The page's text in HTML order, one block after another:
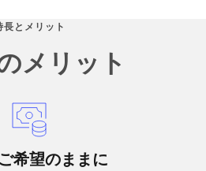
長とメリット
メリット
希望のままに